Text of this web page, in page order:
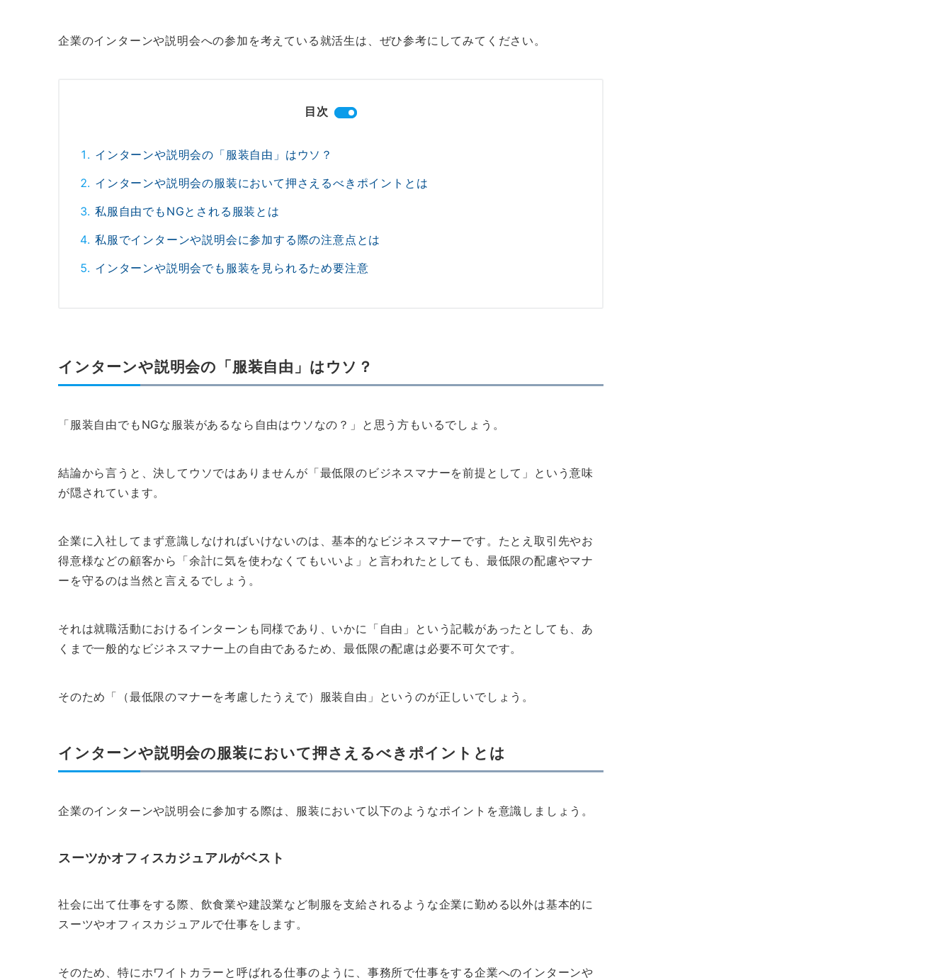
企業のインターンや説明会への参加を考えている就活生は、ぜひ参考にしてみてください。
目次
インターンや説明会の「服装自由」はウソ？
インターンや説明会の服装において押さえるべきポイントとは
私服自由でもNGとされる服装とは
私服でインターンや説明会に参加する際の注意点とは
インターンや説明会でも服装を見られるため要注意
インターンや説明会の「服装自由」はウソ？
「服装自由でもNGな服装があるなら自由はウソなの？」と思う方もいるでしょう。
結論から言うと、決してウソではありませんが「最低限のビジネスマナーを前提として」という意味
が隠されています。
企業に入社してまず意識しなければいけないのは、基本的なビジネスマナーです。たとえ取引先やお
得意様などの顧客から「余計に気を使わなくてもいいよ」と言われたとしても、最低限の配慮やマナ
ーを守るのは当然と言えるでしょう。
それは就職活動におけるインターンも同様であり、いかに「自由」という記載があったとしても、あ
くまで一般的なビジネスマナー上の自由であるため、最低限の配慮は必要不可欠です。
そのため「（最低限のマナーを考慮したうえで）服装自由」というのが正しいでしょう。
インターンや説明会の服装において押さえるべきポイントとは
企業のインターンや説明会に参加する際は、服装において以下のようなポイントを意識しましょう。
スーツかオフィスカジュアルがベスト
社会に出て仕事をする際、飲食業や建設業など制服を支給されるような企業に勤める以外は基本的に
スーツやオフィスカジュアルで仕事をします。
そのため、特にホワイトカラーと呼ばれる仕事のように、事務所で仕事をする企業へのインターンや